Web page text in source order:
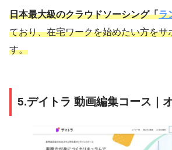
日本最大級のクラウドソーシング「ラ
ており、在宅ワークを始めたい方をサ
す。
5.デイトラ 動画編集コース｜